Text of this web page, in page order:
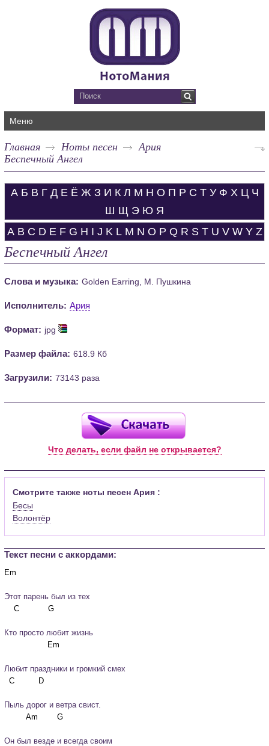
Меню
Главная Ноты песен
Ария
Беспечный Ангел
А Б В Г Д Е Ё Ж З И К Л М Н О П Р С Т У Ф Х Ц Ч
Ш Щ Э Ю Я
A B C D E F G H I J K L M N O P Q R S T U V W Y Z
Беспечный Ангел
Слова и музыка: Golden Earring, М. Пушкина
Исполнитель: Ария
Формат: jpg
Размер файла: 618.9 Кб
Загрузили: 73143 раза
Что делать, если файл не открывается?
Смотрите также ноты песен Ария :
Бесы
Волонтёр
Текст песни c аккордами:
Этот парень был из тех
Кто просто любит жизнь
Любит праздники и громкий смех
Пыль дорог и ветра свист.
Он был везде и всегда своим